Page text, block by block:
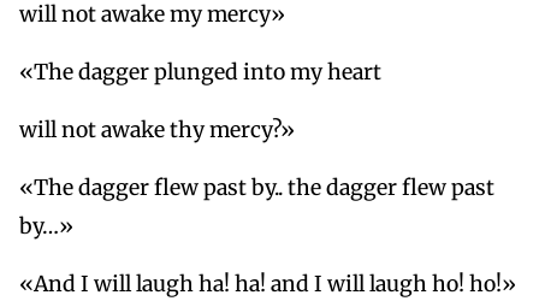
will not awake my mercy»
«The dagger plunged into my heart
will not awake thy mercy?»
«The dagger flew past by.. the dagger flew past
by…»
«And I will laugh ha! ha! and I will laugh ho! ho!»